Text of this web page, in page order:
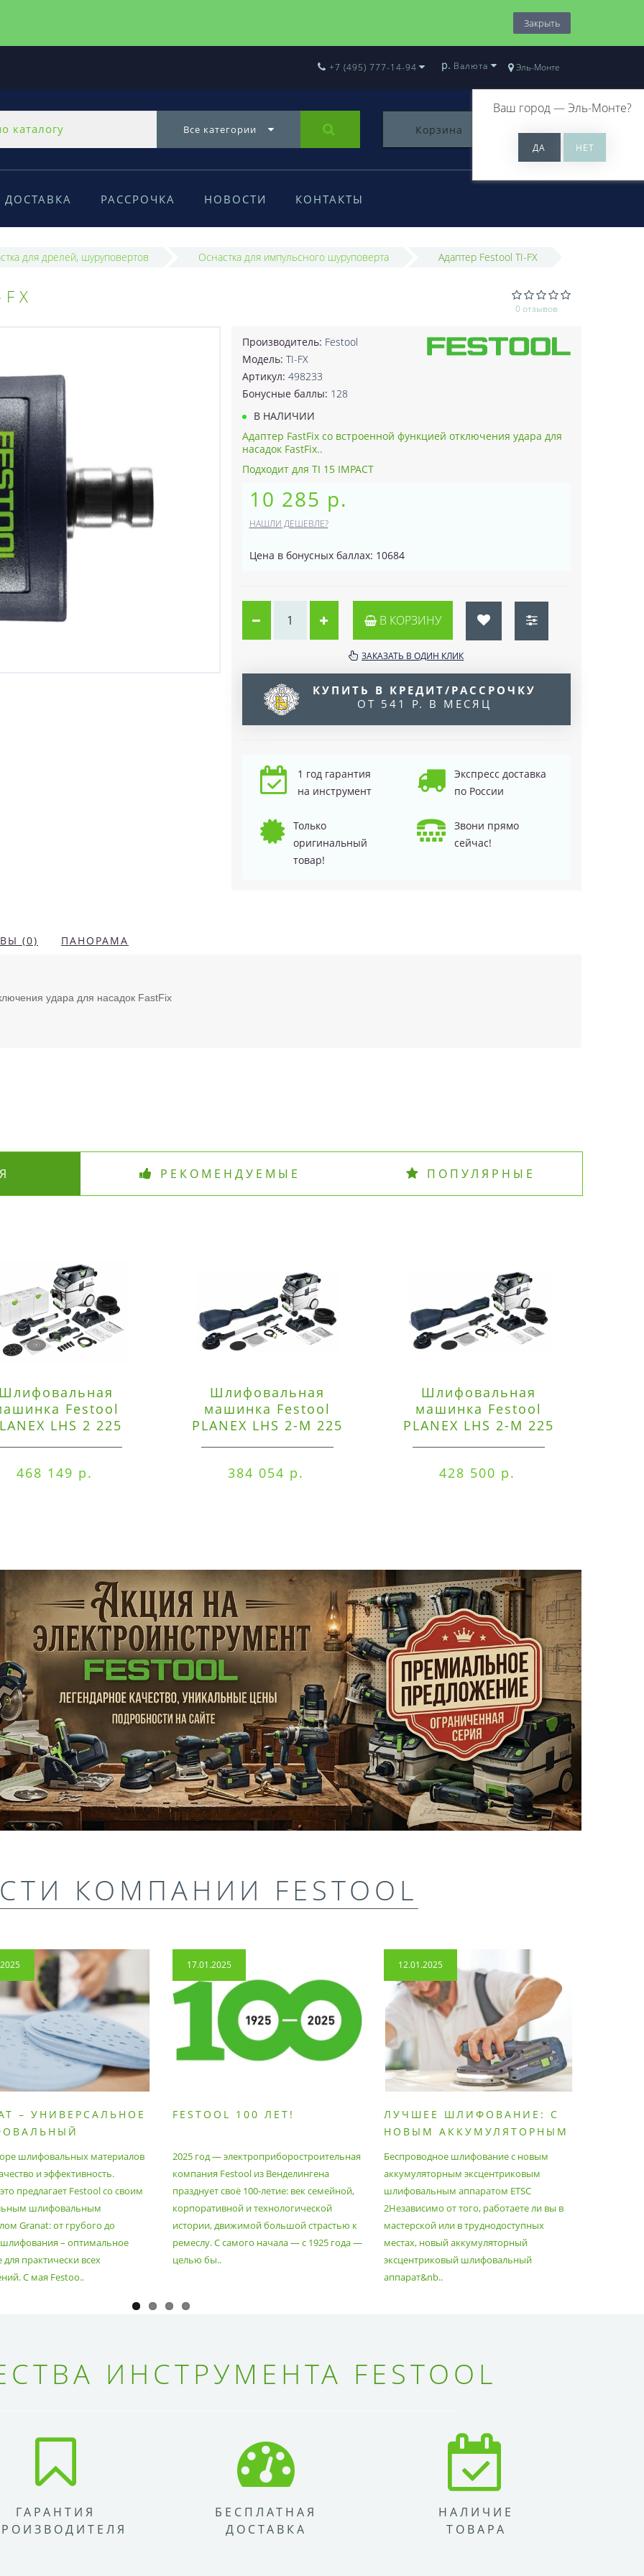
Закрыть
Эль-Монте
Ваш город —Эль-Монте?
+7 (495) 777-14-94 р. Валюта
Все категории Корзина 0
ДОСТАВКА РАССРОЧКА НОВОСТИ КОНТАКТЫ
для дрелей, шуруповертов Оснастка для импульсного шуруповерта Адаптер Festool TI-FX
0 отзывов
Производитель: Festool
Модель: TI-FX
Артикул: 498233
Бонусные баллы: 128
В НАЛИЧИИ
Адаптер FastFix со встроенной функцией отключения удара для
насадок FastFix..
Подходит для TI 15 IMPACT
10 285 р.
НАШЛИ ДЕШЕВЛЕ?
Цена в бонусных баллах: 10684
В КОРЗИНУ
ЗАКАЗАТЬ В ОДИН КЛИК
КУПИТЬ В КРЕДИТ/РАССРОЧКУ
ОТ 541 Р. В МЕСЯЦ
1 год гарантия
на инструмент
Экспресс доставка
по России
Только
оригинальный
товар!
Звони прямо
сейчас!
(0) ПАНОРАМА
удара для насадок FastFix
РЕКОМЕНДУЕМЫЕ ПОПУЛЯРНЫЕ
Festool
LHS 2 225
468 149 р.
Шлифовальная
машинка Festool
PLANEX LHS 2-M 225
384 054 р.
Шлифовальная
машинка Festool
PLANEX LHS 2-M 225
428 500 р.
КОМПАНИИ FESTOOL
– УНИВЕРСАЛЬНОЕ
шлифовальных материалов
и эффективность.
предлагает Festool со своим
шлифовальным
Granat: от грубого до
– оптимальное
практически всех
С мая Festoo..
17.01.2025
FESTOOL 100 ЛЕТ!
2025 год — электроприборостроительная
компания Festool из Венделингена
празднует своё 100-летие: век семейной,
корпоративной и технологической
истории, движимой большой страстью к
ремеслу. С самого начала — с 1925 года —
целью бы..
12.01.2025
ЛУЧШЕЕ ШЛИФОВАНИЕ: С
НОВЫМ АККУМУЛЯТОРНЫМ
АППАРАТОМ ETSC2
Беспроводное шлифование с новым
аккумуляторным эксцентриковым
шлифовальным аппаратом ETSC
2Независимо от того, работаете ли вы в
мастерской или в труднодоступных
местах, новый аккумуляторный
эксцентриковый шлифовальный
аппарат&nb..
ИНСТРУМЕНТА FESTOOL
ГАРАНТИЯ
БЕСПЛАТНАЯ
ДОСТАВКА
НАЛИЧИЕ
ТОВАРА